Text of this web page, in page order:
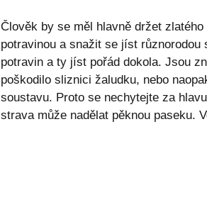
Člověk by se měl hlavně držet
potravinou a snažit se jíst různorodou
potravin a ty jíst pořád dokola. Jsou
poškodilo sliznici žaludku, nebo
soustavu. Proto se nechytejte za
strava může nadělat pěknou paseku.